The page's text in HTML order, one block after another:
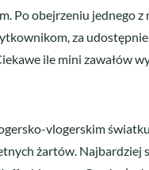
Po obejrzeniu jednego z
za
ile mini zawałów
vlogerskim
żartów. Najbardziej